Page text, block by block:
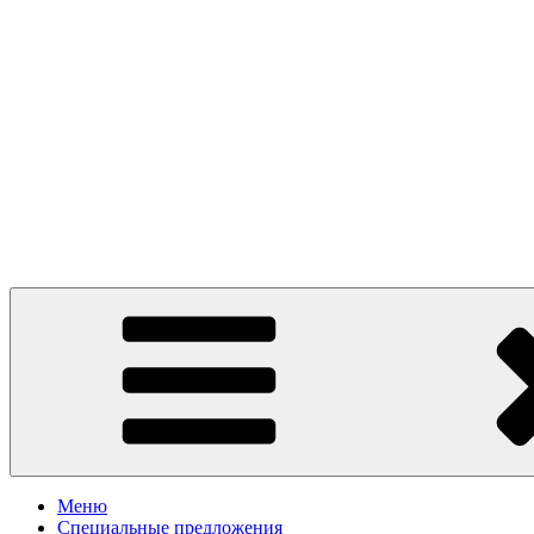
Presto Pizza Klin
маленькая Италия в Клину
Меню
Специальные предложения